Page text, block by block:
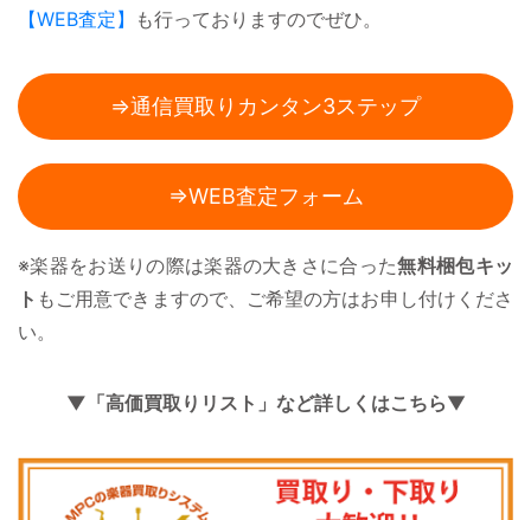
【WEB査定】
も行っておりますのでぜひ。
⇒通信買取りカンタン3ステップ
⇒WEB査定フォーム
※楽器をお送りの際は楽器の大きさに合った無料梱包キッ
ト もご用意できますので、ご希望の方はお申し付けくださ
い。
▼「高価買取りリスト」など詳しくはこちら▼